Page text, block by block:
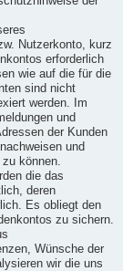
Nutzerkonto, kurz
erforderlich
wie auf die für die
sind nicht
werden. Im
und
der Kunden
und
können.
die das
deren
Es obliegt den
zu sichern.
Wünsche der
wir die uns